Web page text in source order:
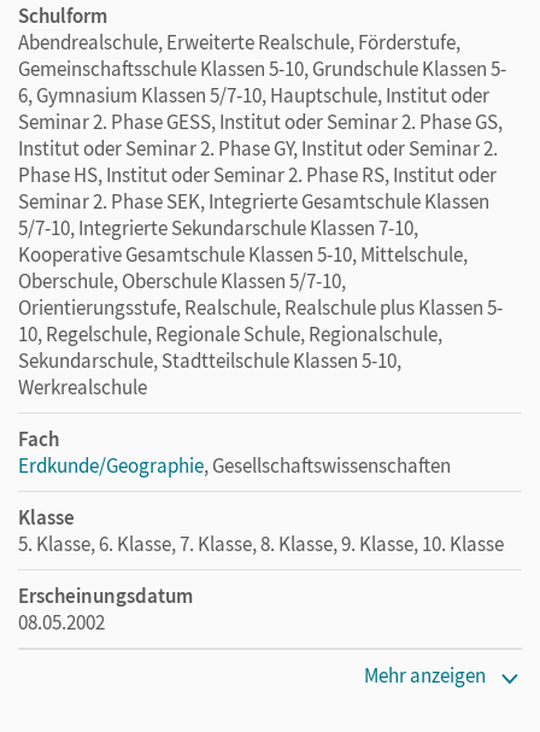
Schulform
Abendrealschule, Erweiterte Realschule, Förderstufe,
Gemeinschaftsschule Klassen 5-10, Grundschule Klassen 5-
6, Gymnasium Klassen 5/7-10, Hauptschule, Institut oder
Seminar 2. Phase GESS, Institut oder Seminar 2. Phase GS,
Institut oder Seminar 2. Phase GY, Institut oder Seminar 2.
Phase HS, Institut oder Seminar 2. Phase RS, Institut oder
Seminar 2. Phase SEK, Integrierte Gesamtschule Klassen
5/7-10, Integrierte Sekundarschule Klassen 7-10,
Kooperative Gesamtschule Klassen 5-10, Mittelschule,
Oberschule, Oberschule Klassen 5/7-10,
Orientierungsstufe, Realschule, Realschule plus Klassen 5-
10, Regelschule, Regionale Schule, Regionalschule,
Sekundarschule, Stadtteilschule Klassen 5-10,
Werkrealschule
Fach
Erdkunde/Geographie, Gesellschaftswissenschaften
Klasse
5. Klasse, 6. Klasse, 7. Klasse, 8. Klasse, 9. Klasse, 10. Klasse
Erscheinungsdatum
08.05.2002
Mehr anzeigen